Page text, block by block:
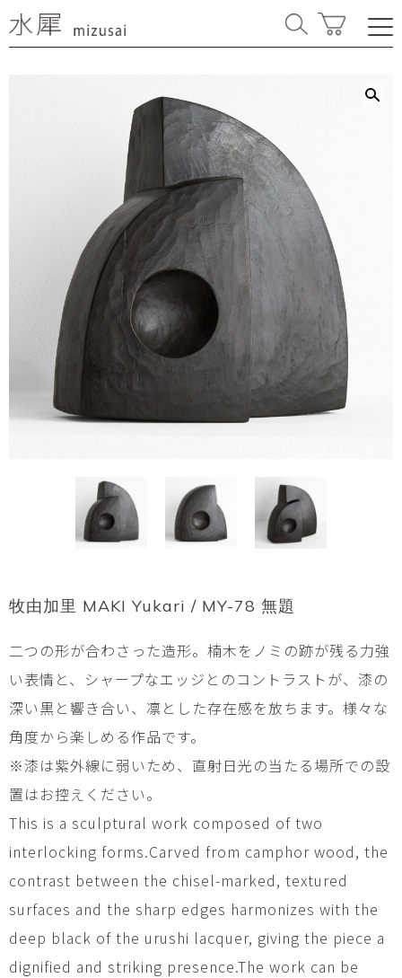
牧由加里 MAKI Yukari / MY-78 無題
二つの形が合わさった造形。楠木をノミの跡が残る力強
い表情と、シャープなエッジとのコントラストが、漆の
深い黒と響き合い、凛とした存在感を放ちます。様々な
角度から楽しめる作品です。
※漆は紫外線に弱いため、直射日光の当たる場所での設
置はお控えください。
This is a sculptural work composed of two
interlocking forms.Carved from camphor wood, the
contrast between the chisel-marked, textured
surfaces and the sharp edges harmonizes with the
deep black of the urushi lacquer, giving the piece a
dignified and striking presence.The work can be